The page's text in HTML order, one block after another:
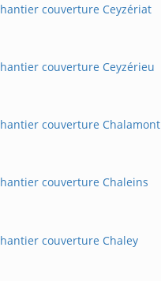
couverture Ceyzériat
couverture Ceyzérieu
couverture Chalamont
couverture Chaleins
couverture Chaley